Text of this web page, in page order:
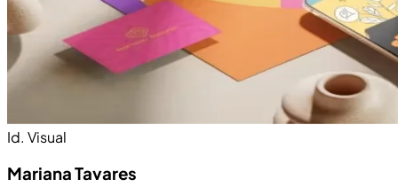
Id. Visual
Mariana Tavares